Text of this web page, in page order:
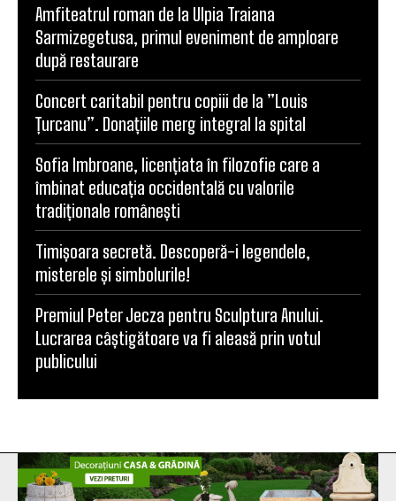
Amfiteatrul roman de la Ulpia Traiana
Sarmizegetusa, primul eveniment de amploare
după restaurare
Concert caritabil pentru copiii de la ”Louis
Țurcanu”. Donațiile merg integral la spital
Sofia Imbroane, licențiata în filozofie care a
îmbinat educația occidentală cu valorile
tradiționale românești
Timișoara secretă. Descoperă-i legendele,
misterele și simbolurile!
Premiul Peter Jecza pentru Sculptura Anului.
Lucrarea câștigătoare va fi aleasă prin votul
publicului